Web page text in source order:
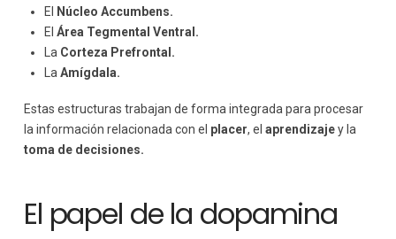
El
Núcleo Accumbens.
ElÁrea Tegmental Ventral.
La Corteza Prefrontal.
La Amígdala.
Estas estructuras trabajan de forma integrada para procesar
la información relacionada con el placer, el aprendizajey la
toma de decisiones.
El papel de la dopamina